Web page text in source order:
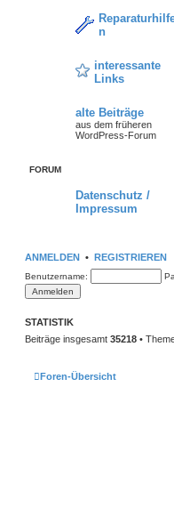
n
interessante
Links
alte Beiträge
aus dem früheren
WordPress-Forum
FORUM
Datenschutz /
Impressum
ANMELDEN • REGISTRIEREN
Benutzername:
STATISTIK
Beiträge insgesamt 35218 •
Foren-Übersicht